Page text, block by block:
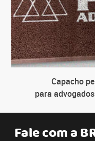
Capacho
para
Fale com a